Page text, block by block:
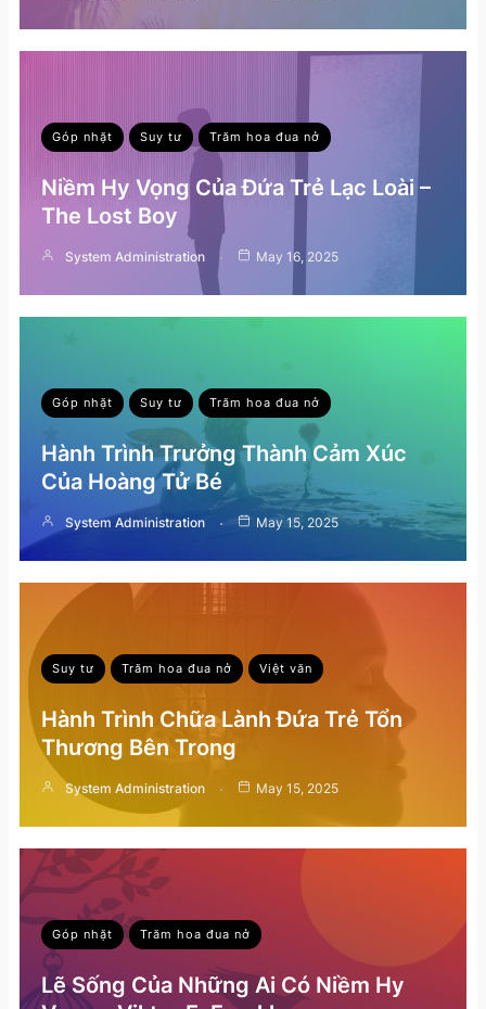
Góp nhặt Suy tư Trăm hoa đua nở
Niềm Hy Vọng Của Đứa Trẻ Lạc Loài –
The Lost Boy
System Administration May 16, 2025
Góp nhặt Suy tư Trăm hoa đua nở
Hành Trình Trưởng Thành Cảm Xúc
Của Hoàng Tử Bé
System Administration May 15, 2025
Suy tư Trăm hoa đua nở Việt văn
Hành Trình Chữa Lành Đứa Trẻ Tổn
Thương Bên Trong
System Administration May 15, 2025
Góp nhặt Trăm hoa đua nở
Lẽ Sống Của Những Ai Có Niềm Hy